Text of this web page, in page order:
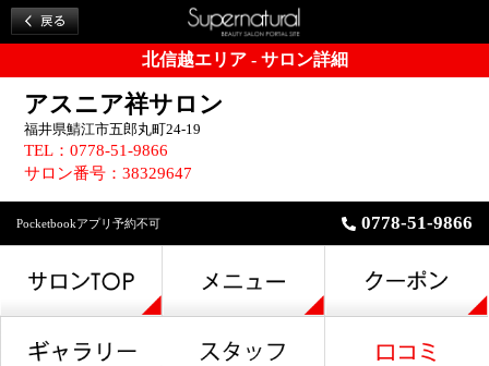
北信越エリア - サロン詳細
アスニア祥サロン
福井県鯖江市五郎丸町24-19
TEL：0778-51-9866
サロン番号：38329647
Pocketbookアプリ予約不可 0778-51-9866